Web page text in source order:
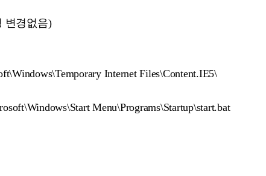
변경없음)
Internet Files\Content.IE5\
Menu\Programs\Startup\start.bat